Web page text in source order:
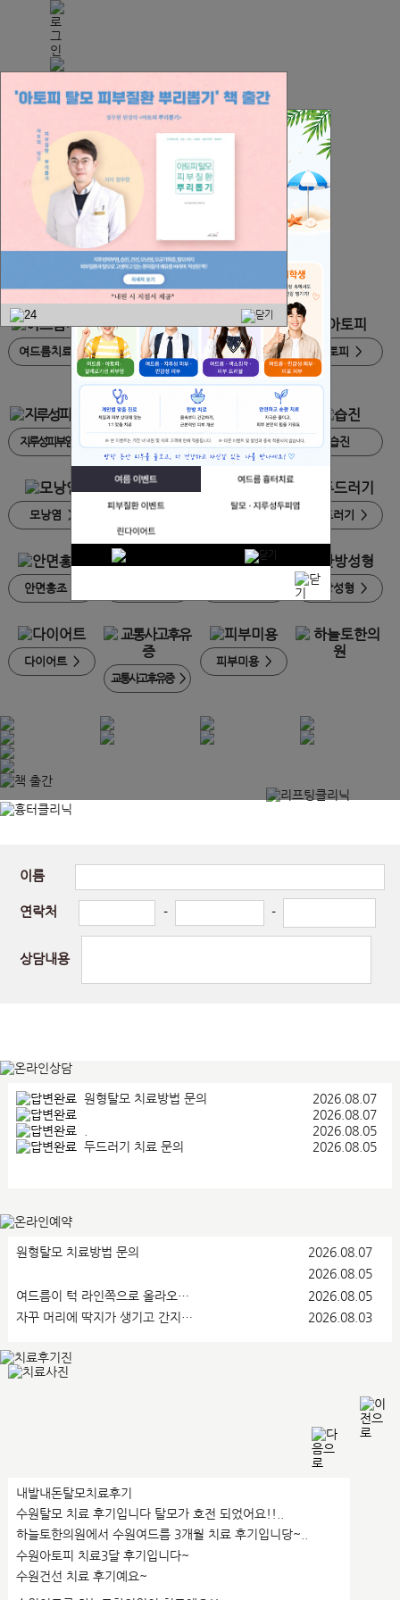
하늘토치료 프로그램
여드름치료 >
여드름흉터/자국 >
탈모 > 아토피 >
지루성피부염 지루성두피염 > 건선 > 습진
모낭염 > 두드러기 >
안면홍조 한방성형 >
다이어트 >
교통사고후유증 >
피부미용 >
이름
연락처 - -
상담내용
원형탈모 치료방법 문의
2026.08.07
2026.08.07
2026.08.05
두드러기 치료 문의
2026.08.05
원형탈모 치료방법 문의
2026.08.07
2026.08.05
여드름이 턱 라인쪽으로 올라오고 가렵고 따가워요 ㅠ
2026.08.05
자꾸 머리에 딱지가 생기고 간지럽고 따가워서 진료 받고 싶습니다 모발이 얇아진 느낌도 듭니다
2026.08.03
내발내돈탈모치료후기
수원탈모 치료 후기입니다 탈모가 호전 되었어요!!..
하늘토한의원에서 수원여드름 3개월 치료 후기입니당~..
수원아토피 치료3달 후기입니다~
수원건선 치료 후기예요~